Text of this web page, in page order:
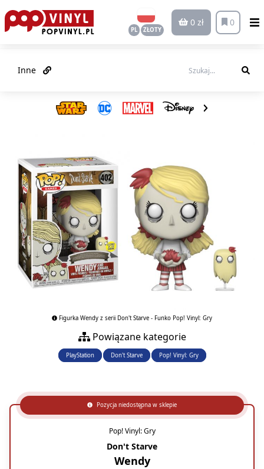
PL ZŁOTY
0 zł 0
Inne
Figurka Wendy z serii Don't Starve - Funko Pop! Vinyl: Gry
Powiązane kategorie
PlayStation Don't Starve Pop! Vinyl: Gry
Pozycja niedostępna w sklepie
Pop! Vinyl: Gry
Don't Starve
Wendy